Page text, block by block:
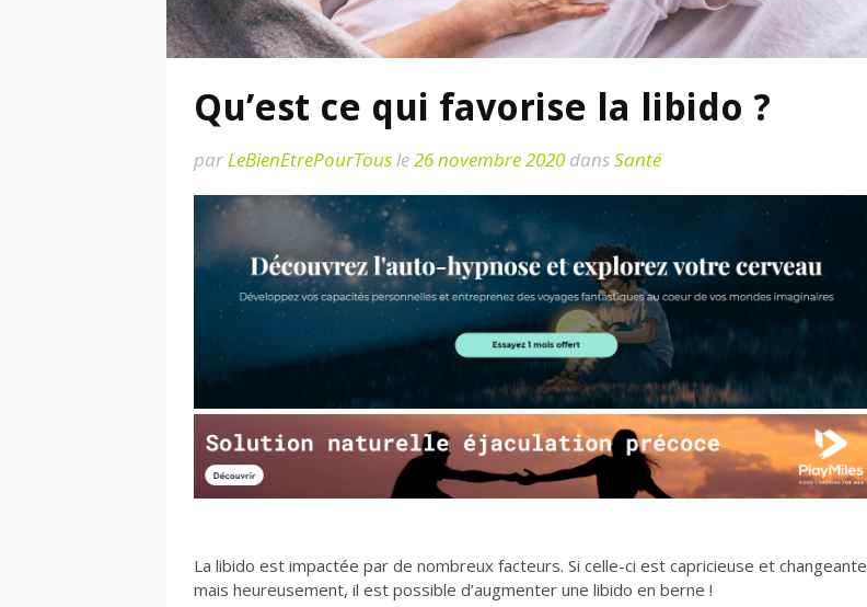
Qu’est ce qui favorise la libido ?
parLeBienEtrePourTousle26 novembre 2020 dansSanté
La libido est impactée par de nombreux facteurs. Si celle-ci est capricieuse et changeante
mais heureusement, il est possible d’augmenter une libido en berne !